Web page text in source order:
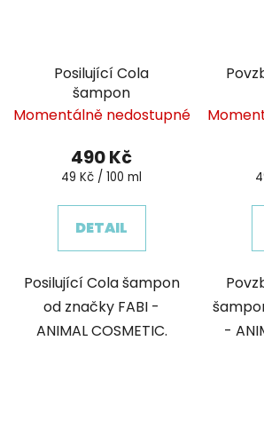
Posilující Cola
šampon
Momentálně nedostupné
490 Kč
Měrná
49 Kč / 100 ml
DETAIL
Posilující Cola šampon
od značky FABI -
ANIMAL COSMETIC.
-